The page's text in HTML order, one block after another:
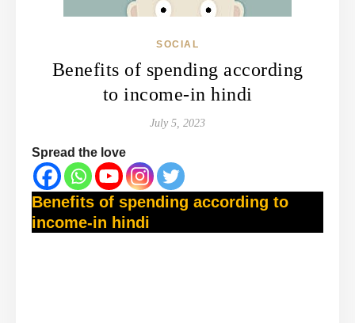
SOCIAL
Benefits of spending according
to income-in hindi
July 5, 2023
Spread the love
Benefits of spending according to
income-in hindi